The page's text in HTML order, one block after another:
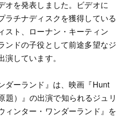
オを発表しました。ビデオに
ラチナディスクを獲得している
スト、ローナン・キーティン
ンドの子役として前途多望なジ
しています。
ダーランド』は、映画『Hunt
題）』の出演で知られるジュリ
ィンター・ワンダーランド』を